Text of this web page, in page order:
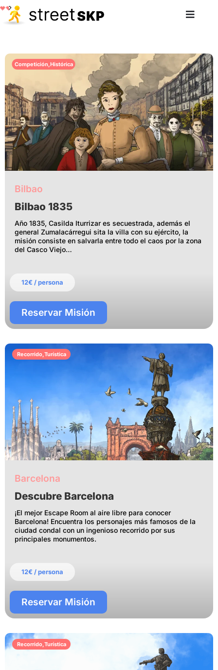
Competición,Histórica
Bilbao
Bilbao 1835
Año 1835, Casilda Iturrizar es secuestrada, además el
general Zumalacárregui sita la villa con su ejército, la
misión consiste en salvarla entre todo el caos por la zona
del Casco Viejo…
12€ / persona
Reservar Misión
Recorrido,Turística
Barcelona
Descubre Barcelona
¡El mejor Escape Room al aire libre para conocer
Barcelona! Encuentra los personajes más famosos de la
ciudad condal con un ingenioso recorrido por sus
principales monumentos.
12€ / persona
Reservar Misión
Recorrido, Turística